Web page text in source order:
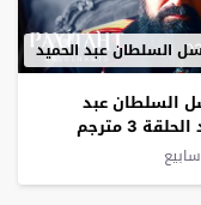
السلطان عبد الحميد
السلطان عبد
3 مترجم